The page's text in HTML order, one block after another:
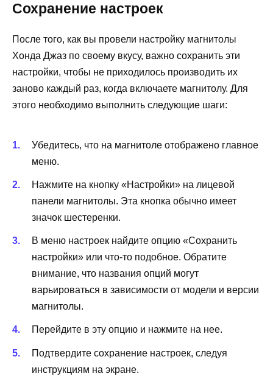
Сохранение настроек
После того, как вы провели настройку магнитолы
Хонда Джаз по своему вкусу, важно сохранить эти
настройки, чтобы не приходилось производить их
заново каждый раз, когда включаете магнитолу. Для
этого необходимо выполнить следующие шаги:
Убедитесь, что на магнитоле отображено главное
меню.
Нажмите на кнопку «Настройки» на лицевой
панели магнитолы. Эта кнопка обычно имеет
значок шестеренки.
В меню настроек найдите опцию «Сохранить
настройки» или что-то подобное. Обратите
внимание, что названия опций могут
варьироваться в зависимости от модели и версии
магнитолы.
Перейдите в эту опцию и нажмите на нее.
Подтвердите сохранение настроек, следуя
инструкциям на экране.